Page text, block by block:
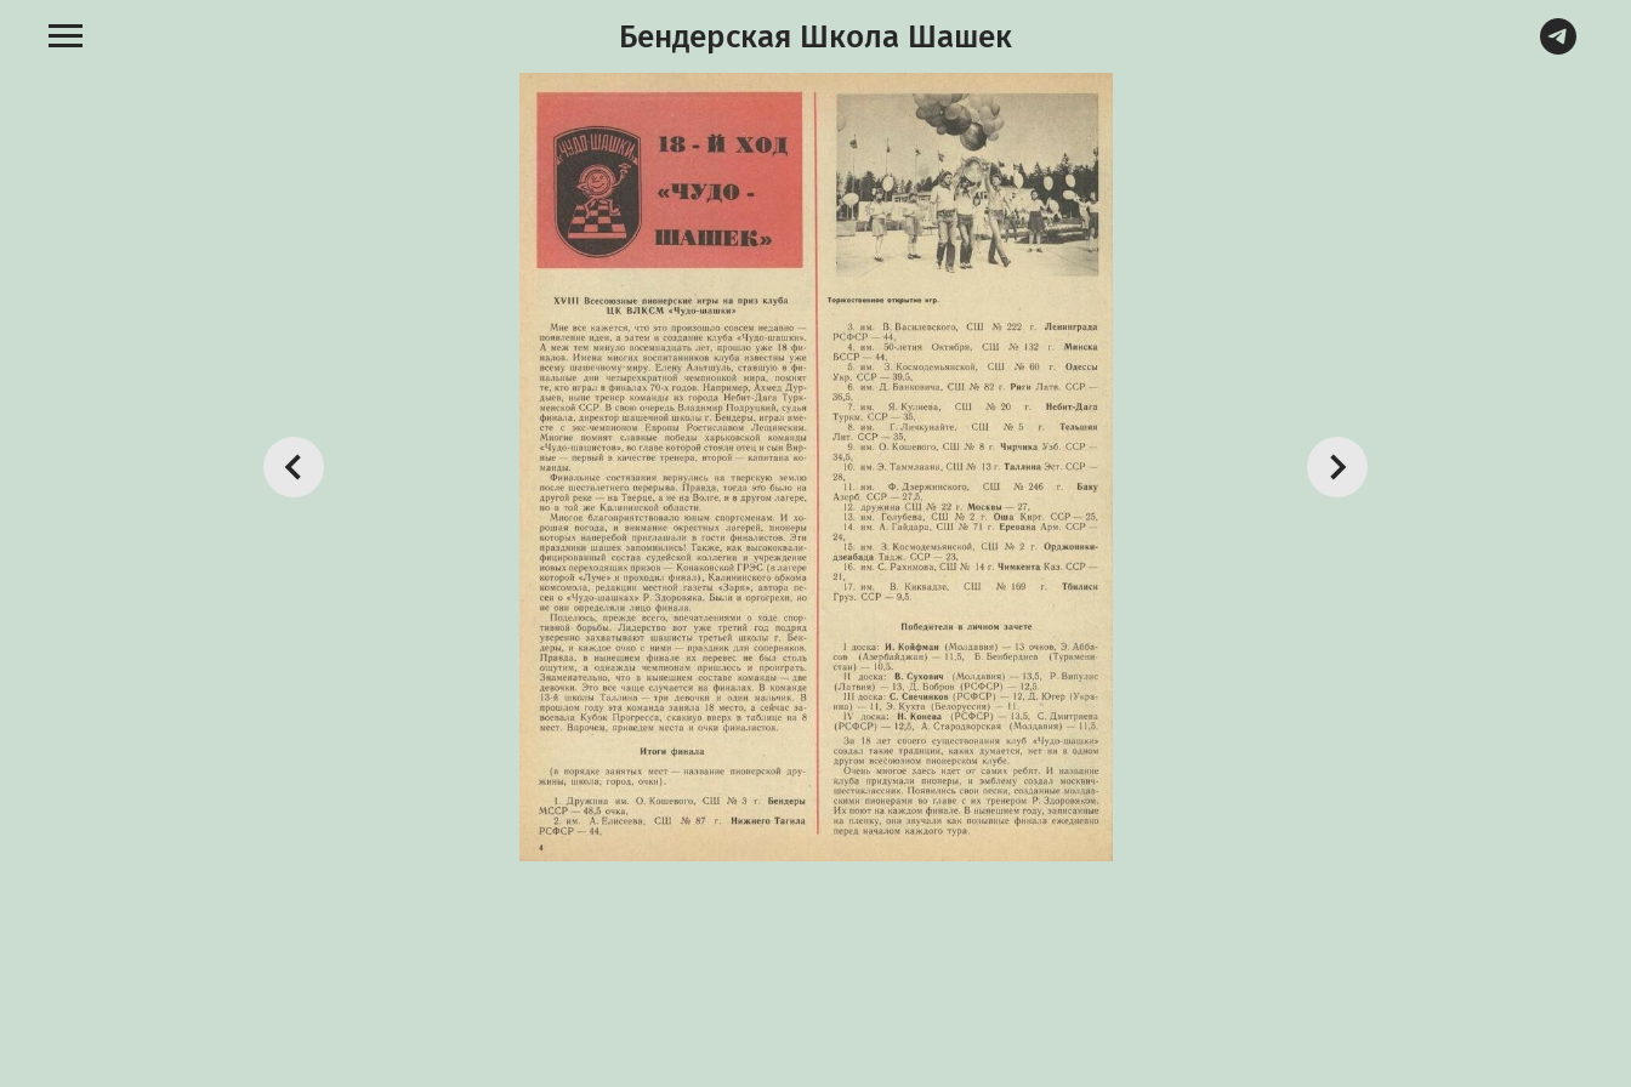
Бендерская Школа Шашек